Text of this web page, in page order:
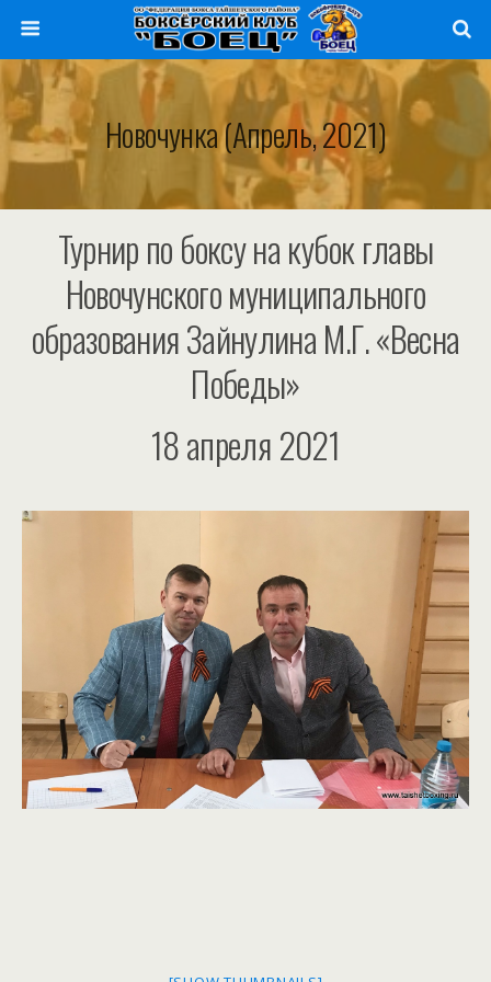
Новочунка (апрель, 2021)
Турнир по боксу на кубок главы
Новочунского муниципального
образования Зайнулина М.Г. «Весна
Победы»
18 апреля 2021